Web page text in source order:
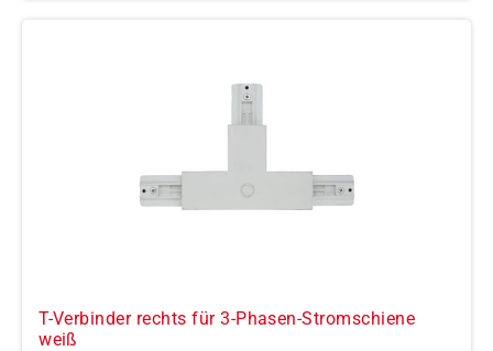
T-Verbinder rechts für 3-Phasen-Stromschiene
weiß